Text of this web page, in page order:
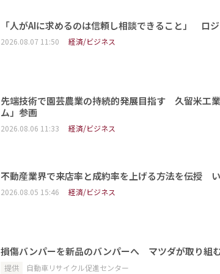
「人がAIに求めるのは信頼し相談できること」 ロ
2026.08.07 11:50 経済/ビジネス
先端技術で園芸農業の持続的発展目指す 久留米工
ム」参画
2026.08.06 11:33 経済/ビジネス
不動産業界で来店率と成約率を上げる方法を伝授
2026.08.05 15:46 経済/ビジネス
損傷バンパーを新品のバンパーへ マツダが取り組む
提供 自動車リサイクル促進センター